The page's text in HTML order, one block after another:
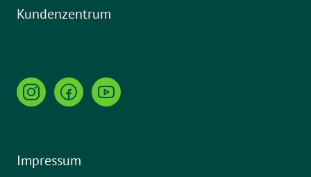
Kundenzentrum
Impressum